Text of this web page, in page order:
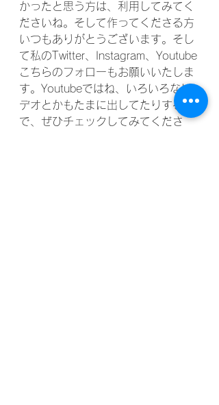
かったと思う方は、利用してみてく
ださいね。そして作ってくださる方
いつもありがとうございます。そし
て私のTwitter、Instagram、Youtube
こちらのフォローもお願いいたしま
す。Youtubeではね、いろいろなビ
デオとかもたまに出してたりするの
で、ぜひチェックしてみてくださ